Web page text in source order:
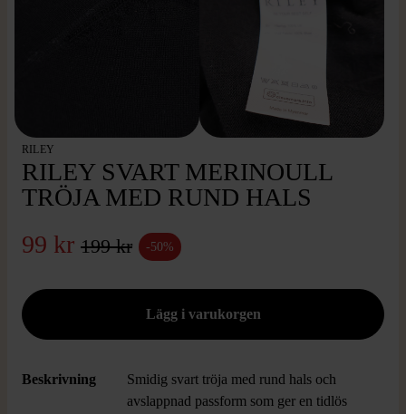
RILEY
RILEY SVART MERINOULL
TRÖJA MED RUND HALS
99 kr 199 kr -50%
Beskrivning
Smidig svart tröja med rund hals och
avslappnad passform som ger en tidlös